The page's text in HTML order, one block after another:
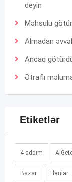
deyin
Məhsulu
Almadan
Ancaq
Ətraflı
Etiketlər
4 addım
Bazar Elanlar